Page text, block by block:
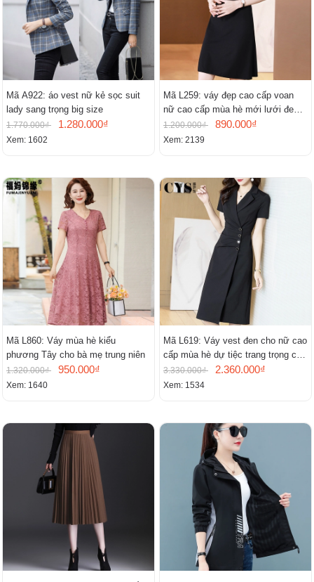
Mã A922: áo vest nữ kẻ sọc suit
lady sang trọng big size
1.770.000₫ 1.280.000₫
Xem: 1602
Mã L259: váy đẹp cao cấp voan
nữ cao cấp mùa hè mới lưới đen
cao cấp khí chất nhỏ tay ngắn
1.200.000₫ 890.000₫
Xem: 2139
Mã L860: Váy mùa hè kiểu
phương Tây cho bà mẹ trung niên
1.320.000₫ 950.000₫
Xem: 1640
Mã L619: Váy vest đen cho nữ cao
cấp mùa hè dự tiệc trang trọng cao
cấp
3.330.000₫ 2.360.000₫
Xem: 1534